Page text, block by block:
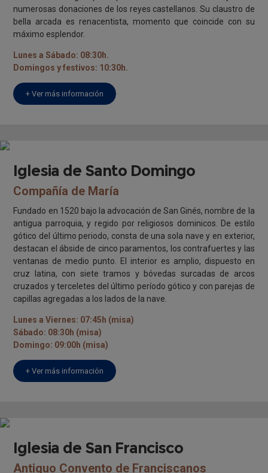
numerosas donaciones de los reyes castellanos. Su claustro de
bella arcada es renacentista, momento que coincide con su
máximo esplendor.
Lunes a Sábado: 08:30h.
Domingos y festivos: 10:30h.
+ Ver más información
Iglesia de Santo Domingo
Compañía de María
Fundado en 1520 bajo la advocación de San Ginés, nombre de la
antigua parroquia, y regido por religiosos dominicos. De estilo
gótico del último periodo, consta de una sola nave y en exterior,
destacan el ábside de cinco paramentos, los contrafuertes y las
ventanas de medio punto. El interior es amplio, dispuesto en
cruz latina, con siete tramos y bóvedas surcadas de arcos
cruzados y terceletes del último período gótico y con parejas de
capillas agregadas a los lados de la nave.
Lunes a Viernes: 07:45h (misa)
Sábado: 08:30h (misa)
Domingo: 09:00h (misa)
+ Ver más información
Iglesia de San Francisco
Antiguo Convento de Franciscanos